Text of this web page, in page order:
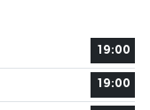
19:00
19:00